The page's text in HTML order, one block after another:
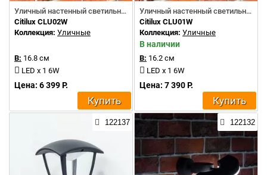
Уличный настенный светильник
Citilux CLU02W
Коллекция: Уличные
В: 16.8 см
LED x 1 6W
Цена: 6 399 Р.
Купить
Уличный настенный светильник
Citilux CLU01W
Коллекция: Уличные
В наличии
В: 16.2 см
LED x 1 6W
Цена: 7 390 Р.
Купить
122137 122132